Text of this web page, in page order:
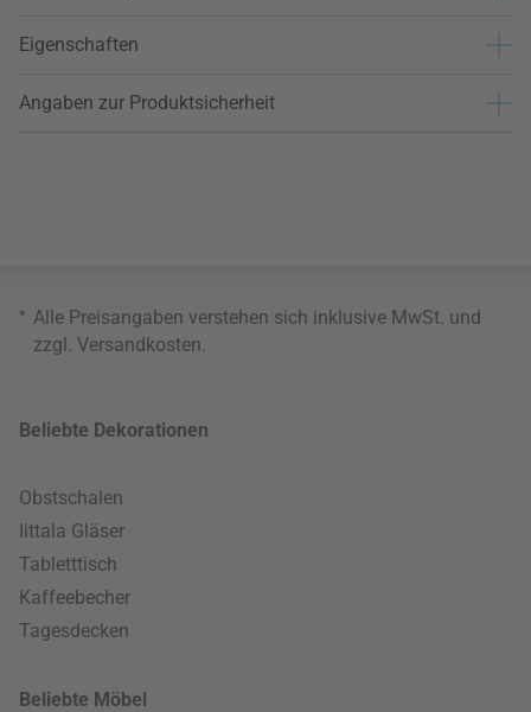
Eigenschaften
Angaben zur Produktsicherheit
* Alle Preisangaben verstehen sich inklusive MwSt. und
zzgl. Versandkosten
Beliebte Dekorationen
Obstschalen
Iittala Gläser
Tabletttisch
Kaffeebecher
Tagesdecken
Beliebte Möbel